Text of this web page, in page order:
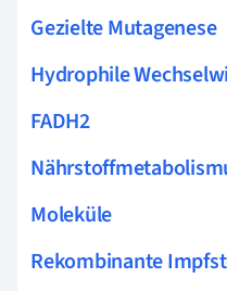
Gezielte Mutagenese
Hydrophile
FADH2
Moleküle
Rekombinante